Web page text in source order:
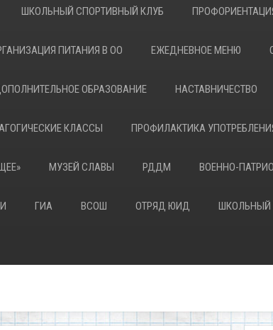
ШКОЛЬНЫЙ СПОРТИВНЫЙ КЛУБ
ПИТАНИЯ В ОО ЕЖЕДНЕВНОЕ МЕНЮ
ОБРАЗОВАНИЕ НАСТАВНИЧЕСТВО
КЛАССЫ ПРОФИЛАКТИКА
МУЗЕЙ СЛАВЫ РДДМ ВОЕННО-
ГИА ВСОШ ОТРЯД ЮИД ШКОЛЬНЫЙ